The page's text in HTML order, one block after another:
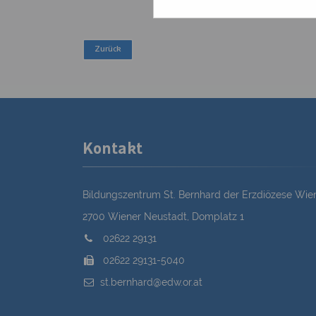
Kontakt
Bildungszentrum St. Bernhard der Erzdiözese
2700 Wiener Neustadt, Domplatz 1
02622 29131
02622 29131-5040
st.bernhard@edw.or.at